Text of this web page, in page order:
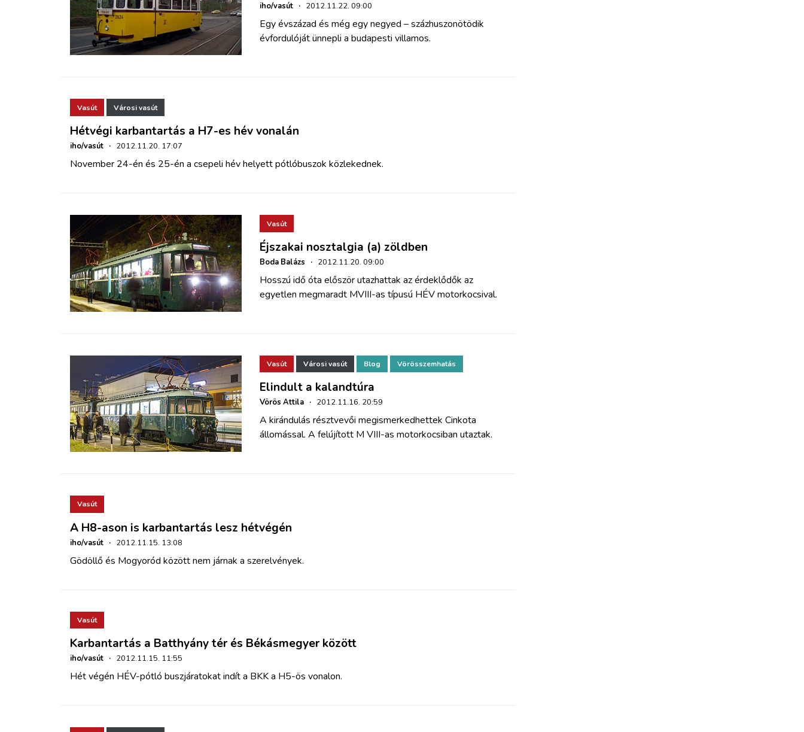
iho/vasút · 2012.11.22. 09:00
Egy évszázad és még egy negyed – százhuszonötödik
évfordulóját ünnepli a budapesti villamos.
Vasút Városi vasút
Hétvégi karbantartás a H7-es hév vonalán
iho/vasút · 2012.11.20. 17:07
November 24-én és 25-én a csepeli hév helyett pótlóbuszok közlekednek.
Vasút
Éjszakai nosztalgia (a) zöldben
Boda Balázs · 2012.11.20. 09:00
Hosszú idő óta először utazhattak az érdeklődők az
egyetlen megmaradt MVIII-as típusú HÉV motorkocsival.
Vasút Városi vasút Blog Vörösszemhatás
Elindult a kalandtúra
Vörös Attila · 2012.11.16. 20:59
A kirándulás résztvevői megismerkedhettek Cinkota
állomással. A felújított M VIII-as motorkocsiban utaztak.
Vasút
A H8-ason is karbantartás lesz hétvégén
iho/vasút · 2012.11.15. 13:08
Gödöllő és Mogyoród között nem járnak a szerelvények.
Vasút
Karbantartás a Batthyány tér és Békásmegyer között
iho/vasút · 2012.11.15. 11:55
Hét végén HÉV-pótló buszjáratokat indít a BKK a H5-ös vonalon.